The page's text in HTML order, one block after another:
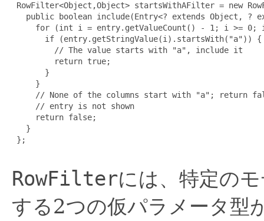
RowFilter<Object,Object> startsWithAFilter = new
public boolean include(Entry<? extends Object, ?
for (int i = entry.getValueCount() - 1; i >= 0;
       if (entry.getStringValue(i).startsWith("a")) {
         // The value starts with "a", include it
         return true;
       }
     }
// None of the columns start with "a"; return
     // entry is not shown
     return false;
   }
};
RowFilterには、特定の
する2つの仮パラメータ型